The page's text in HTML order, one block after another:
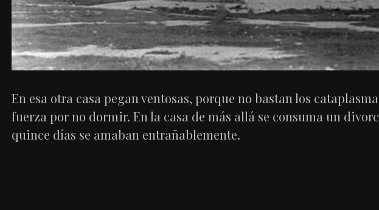
En esa otra casa pegan ventosas, porque no bastan los
fuerza por no dormir. En la casa de más allá se consuma un
quince días se amaban entrañablemente.